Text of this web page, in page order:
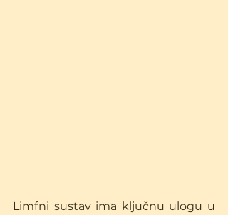
Limfni sustav ima ključnu ulogu u